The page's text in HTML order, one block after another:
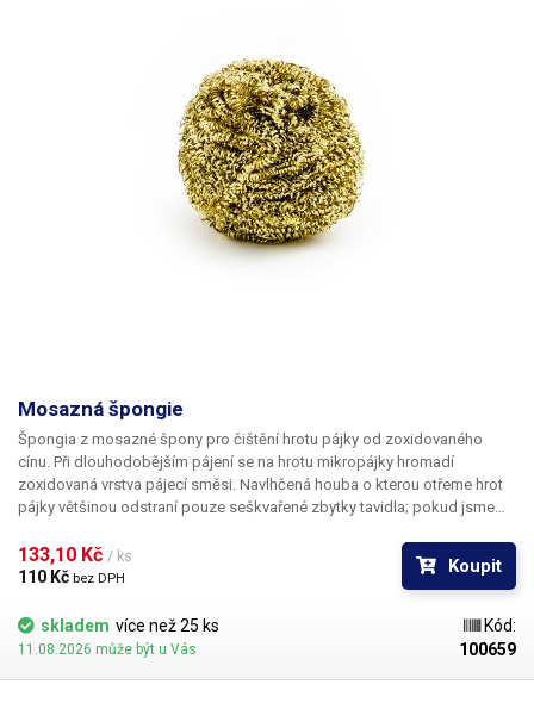
Mosazná špongie
Špongia z mosazné špony pro čištění hrotu pájky od zoxidovaného
cínu. Při dlouhodobějším pájení se na hrotu mikropájky hromadí
zoxidovaná vrstva pájecí směsi. Navlhčená houba o kterou otřeme hrot
pájky většinou odstraní pouze seškvařené zbytky tavidla; pokud jsme
mosazného chuchvalce – spolehlivě a rychle vyčistí hrot.
Hmotnost:
133,10 Kč / ks
110 Kč bez DPH
Koupit
skladem více než 25 ks
11.08.2026 může být u Vás
Kód:
100659